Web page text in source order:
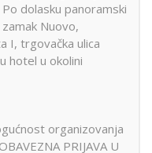
dolasku panoramski
Nuovo,
I, trgovačka ulica
hotel u okolini
organizovanja
PRIJAVA U